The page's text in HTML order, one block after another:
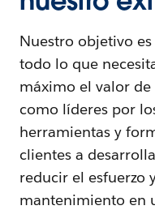
Nuestro objetivo
todo lo que
máximo el valor de
como líderes por
herramientas y
clientes a
reducir el esfuerzo
mantenimiento en